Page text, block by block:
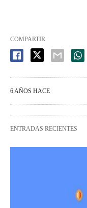
COMPARTIR
6 AÑOS HACE
ENTRADAS RECIENTES